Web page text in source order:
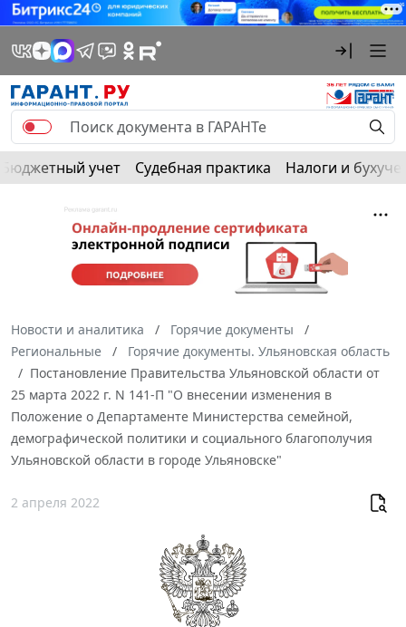
Бюджетный учет Судебная практика Налоги и
Новости и аналитика
Горячие документы
Региональные
Горячие документы. Ульяновская область
Постановление Правительства Ульяновской области от
25 марта 2022 г. N 141-П "О внесении изменения в
Положение о Департаменте Министерства семейной,
демографической политики и социального благополучия
Ульяновской области в городе Ульяновске"
2 апреля 2022